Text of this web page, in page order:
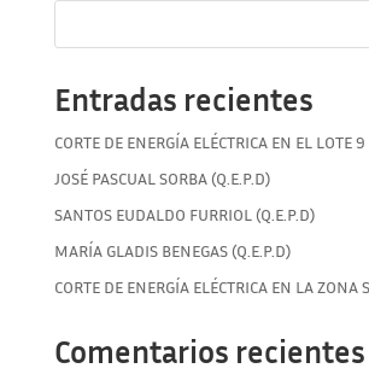
Entradas recientes
CORTE DE ENERGÍA ELÉCTRICA EN EL LOTE 9
JOSÉ PASCUAL SORBA (Q.E.P.D)
SANTOS EUDALDO FURRIOL (Q.E.P.D)
MARÍA GLADIS BENEGAS (Q.E.P.D)
CORTE DE ENERGÍA ELÉCTRICA EN LA ZONA
Comentarios recientes